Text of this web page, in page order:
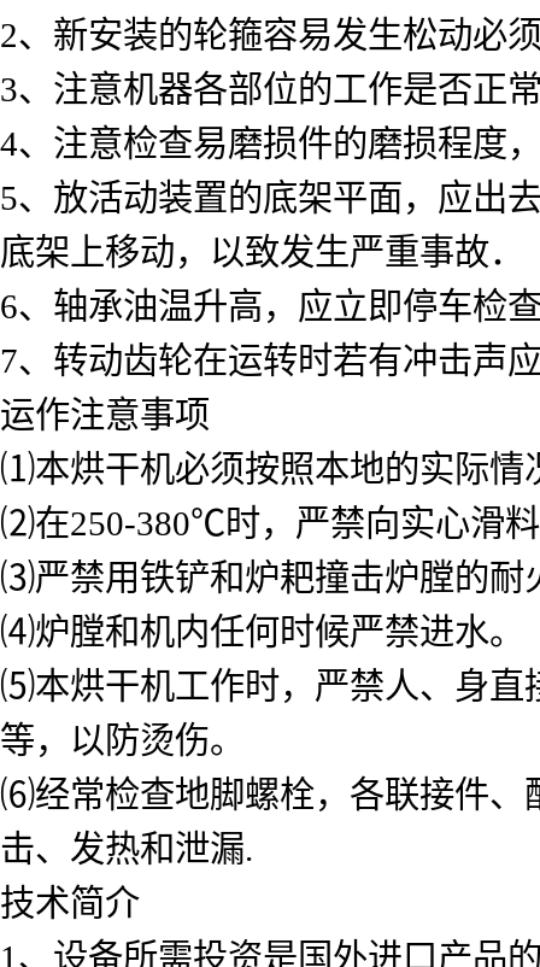
2、新安装的轮箍容易发生松动必
3、注意机器各部位的工作是否正
4、注意检查易磨损件的磨损程度
5、放活动装置的底架平面，应出
底架上移动，以致发生严重事故．
6、轴承油温升高，应立即停车检
7、转动齿轮在运转时若有冲击声
运作注意事项
⑴本烘干机必须按照本地的实际情
⑵在250-380℃时，严禁向实心滑
⑶严禁用铁铲和炉耙撞击炉膛的耐
⑷炉膛和机内任何时候严禁进水。
⑸本烘干机工作时，严禁人、身直
等，以防烫伤。
⑹经常检查地脚螺栓，各联接件、
击、发热和泄漏.
技术简介
1、设备所需投资是国外进口产品